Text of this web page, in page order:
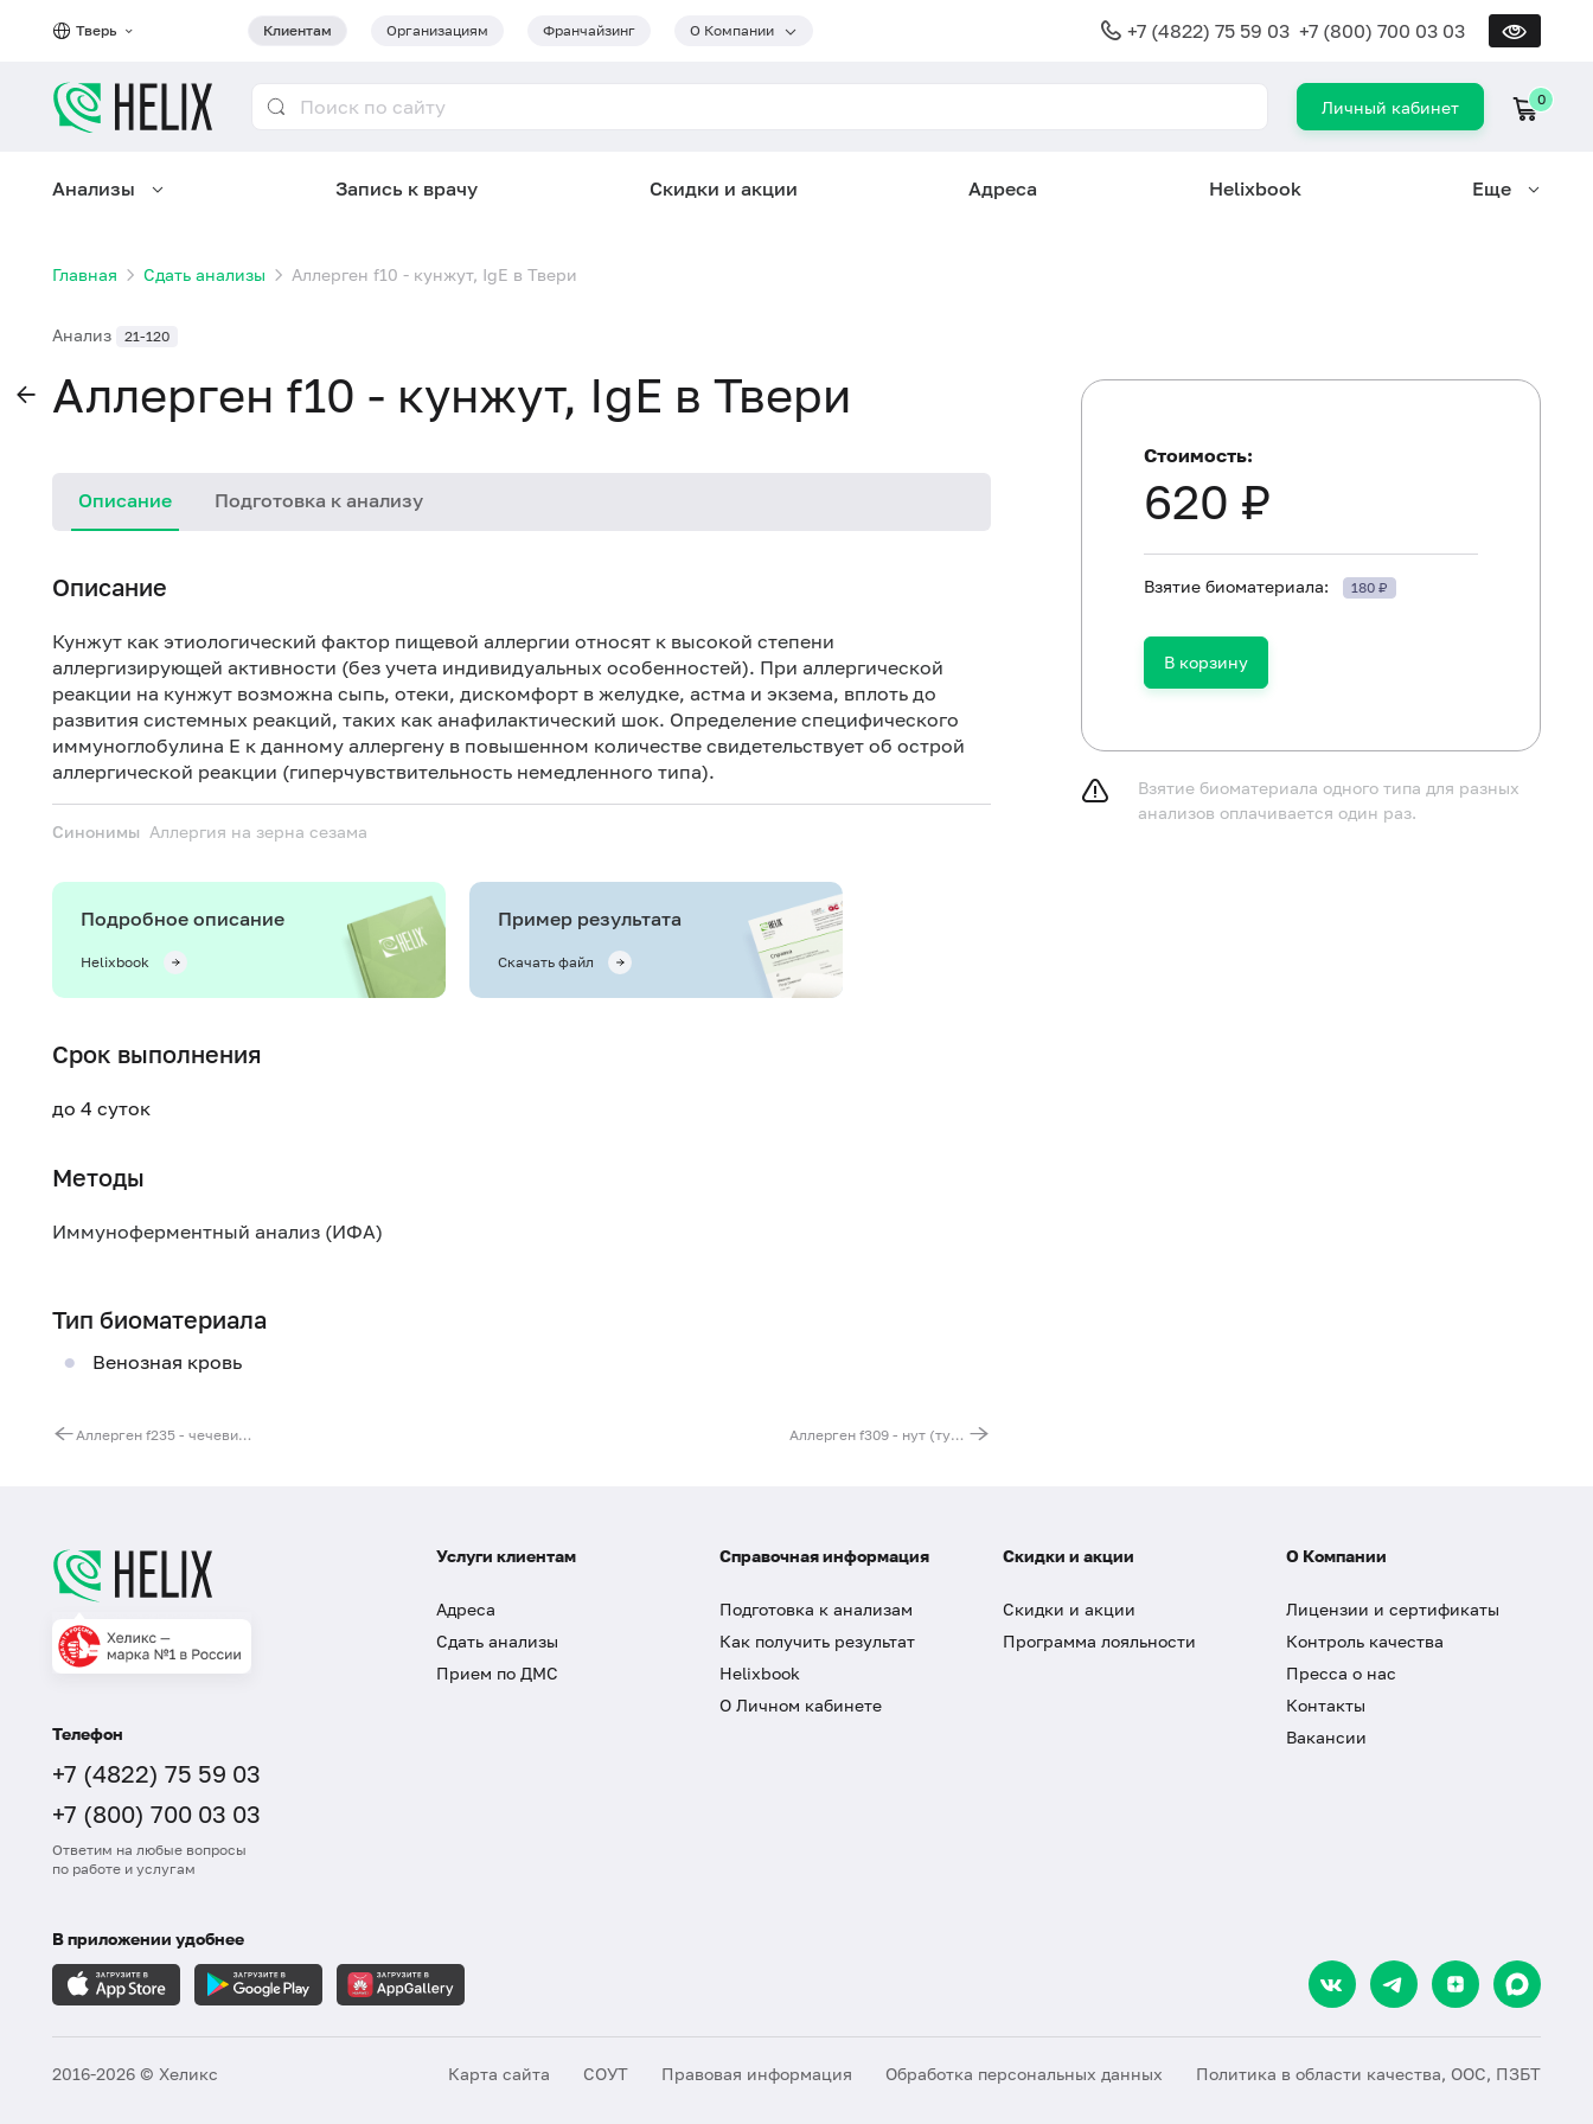
Тверь Клиентам Организациям Франчайзинг О Компании +7 (4822) 75 59 03 +7 (800) 700 03 03
Личный кабинет 0
Анализы Запись к врачу Скидки и акции Адреса Helixbook Еще
Главная Сдать анализы Аллерген f10 - кунжут, IgE в Твери
Анализ 21-120
Аллерген f10 - кунжут, IgE в Твери
Описание Подготовка к анализу
Описание
Кунжут как этиологический фактор пищевой аллергии относят к высокой степени
аллергизирующей активности (без учета индивидуальных особенностей). При аллергической
реакции на кунжут возможна сыпь, отеки, дискомфорт в желудке, астма и экзема, вплоть до
развития системных реакций, таких как анафилактический шок. Определение специфического
иммуноглобулина Е к данному аллергену в повышенном количестве свидетельствует об острой
аллергической реакции (гиперчувствительность немедленного типа).
Синонимы Аллергия на зерна сезама
Подробное описание
Helixbook
Пример результата
Скачать файл
Срок выполнения
до 4 суток
Методы
Иммуноферментный анализ (ИФА)
Тип биоматериала
Венозная кровь
Аллерген f235 - чечевица, IgE Аллерген f309 - нут (турецкий горох), IgE
Не курить в течение 30 минут до исследования.
Стоимость:
620 ₽
Взятие биоматериала: 180 ₽
В корзину
Взятие биоматериала одного типа для разных
анализов оплачивается один раз.
Телефон
+7 (4822) 75 59 03
+7 (800) 700 03 03
Ответим на любые вопросы
по работе и услугам
Услуги клиентам
Адреса
Сдать анализы
Прием по ДМС
Справочная информация
Подготовка к анализам
Как получить результат
Helixbook
О Личном кабинете
Скидки и акции
Скидки и акции
Программа лояльности
О Компании
Лицензии и сертификаты
Контроль качества
Пресса о нас
Контакты
Вакансии
В приложении удобнее
2016-2026 © Хеликс Карта сайта СОУТ Правовая информация Обработка персональных данных Политика в области качества, ООС, ПЗБТ